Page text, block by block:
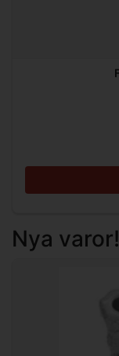
Nya varor!